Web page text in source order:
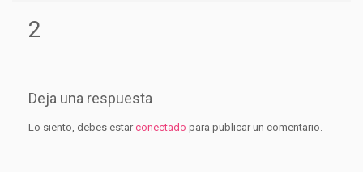
2
Deja una respuesta
Lo siento, debes estarconectado para publicar un comentario.